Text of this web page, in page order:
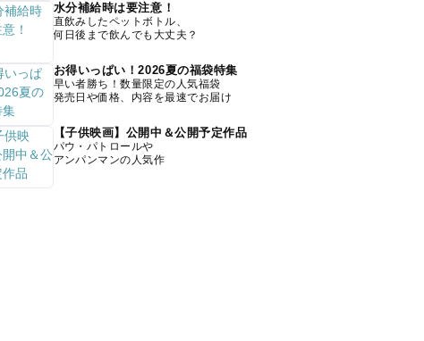
水分補給時は要注意！
直飲みしたペットボトル、
何日後まで飲んでも大丈夫？
お得いっぱい！2026夏の福袋特集
早い者勝ち！数量限定の人気福袋
発売日や価格、内容を最速でお届け
【子供映画】公開中＆公開予定作品
パウ・パトロールや
アンパンマンの人気作